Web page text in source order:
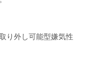
り外し可能型嫌気性